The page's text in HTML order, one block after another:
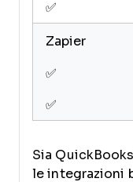
✅
Zapier
✅
✅
Sia
le integrazioni